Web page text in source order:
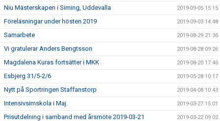
Niu Mästerskapen i Siming, Uddevalla 2019-09-05 15:15
Föreläsningar under hösten 2019 2019-09-03 14:48
Samarbete 2019-08-29 21:36
Vi gratulerar Anders Bengtsson 2019-08-28 09:26
Magdalena Kuras fortsätter i MKK 2019-08-20 17:46
Esbjerg 31/5-2/6 2019-05-28 10:17
Nytt på Sportringen Staffanstorp 2019-04-08 10:43
Intensivsimskola i Maj. 2019-03-27 15:01
Prisutdelning i samband med årsmöte 2019-03-21 2019-03-22 09:02